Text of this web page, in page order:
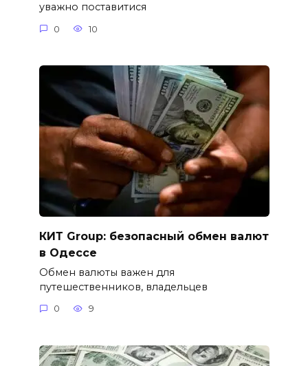
уважно поставитися
0 10
КИТ Group: безопасный обмен валют
в Одессе
Обмен валюты важен для
путешественников, владельцев
0 9